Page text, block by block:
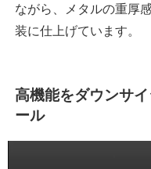
ながら、メタルの重厚
装に仕上げています。
高機能をダウンサ
ール